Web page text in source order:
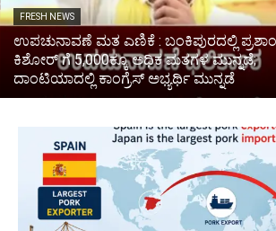
FRESH NEWS
ಉಪಚುನಾವಣೆ ಮತ ಎಣಿಕೆ : ಬಂಕಿಪುರದಲ್ಲಿ
ಕಿಶೋರ್‌ ಗೆ 5,000ಕ್ಕೂ ಅಧಿಕ ಮತಗಳ ಮುನ್ನಡೆ;
ದಾಂಟಿಯಾದಲ್ಲಿ ಕಾಂಗ್ರೆಸ್ ಅಭ್ಯರ್ಥಿ ಮುನ್ನಡೆ